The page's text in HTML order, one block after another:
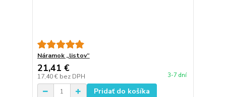
Náramok „listov“
21,41 €
17,40 € bez DPH 3-7 dní
Pridať do košíka